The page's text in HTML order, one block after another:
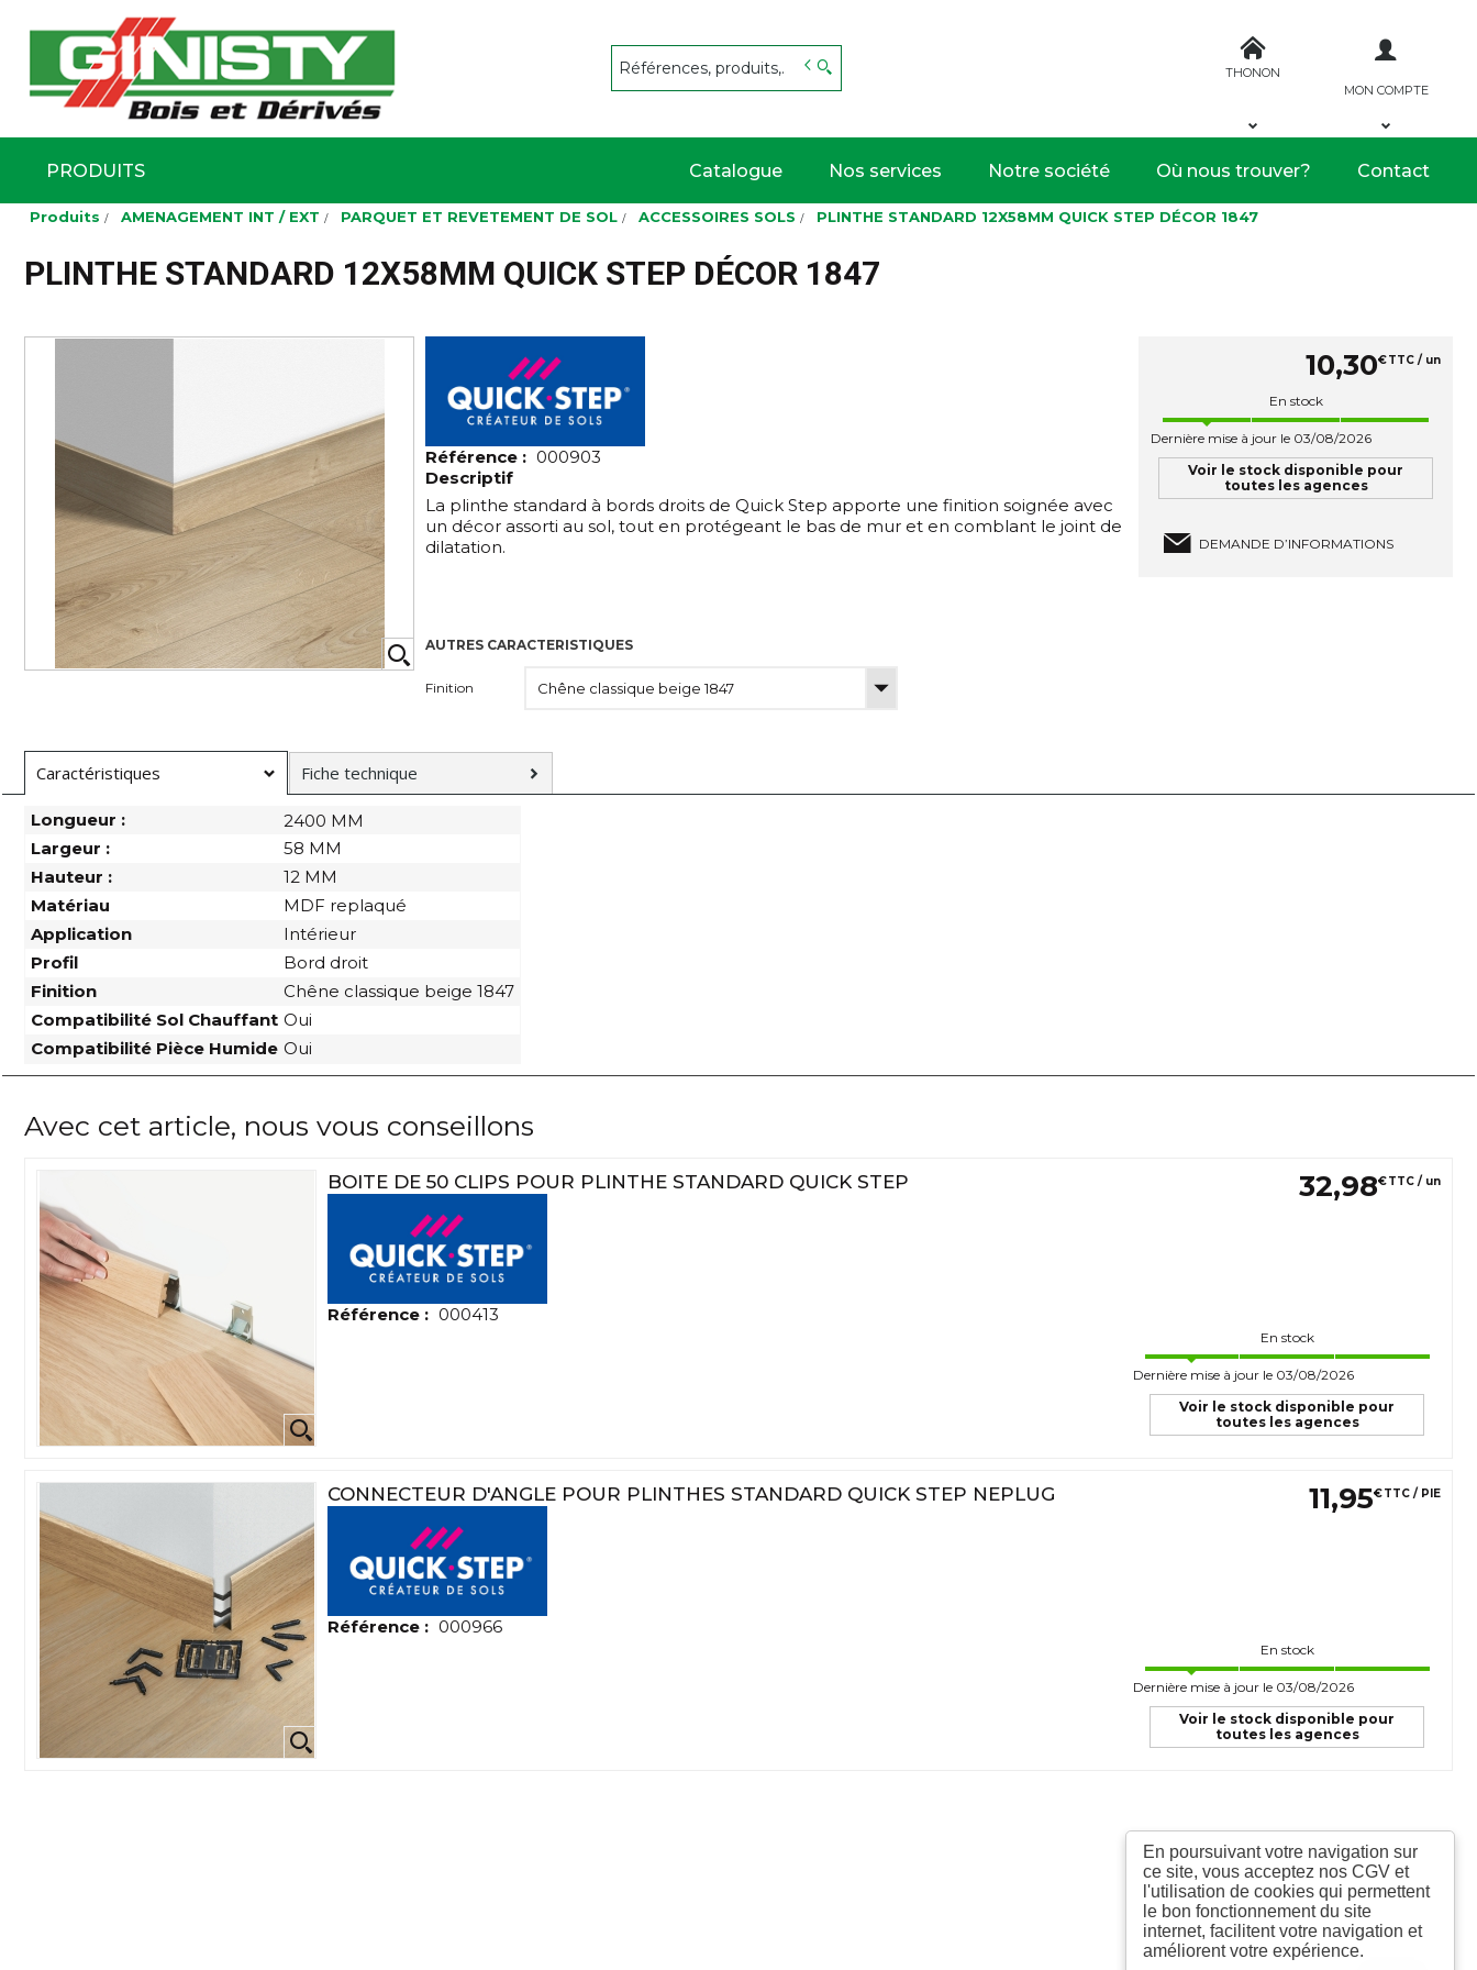
En poursuivant votre navigation sur
ce site, vous acceptez nos CGV et
l'utilisation de cookies qui permettent
le bon fonctionnement du site
internet, facilitent votre navigation et
améliorent votre expérience.
Aller
principal
THONON
MON COMPTE
PRODUITS Catalogue Nos services Notre société Où nous trouver? Contact
Produits AMENAGEMENT INT / EXT PARQUET ET REVETEMENT DE SOL ACCESSOIRES SOLS PLINTHE STANDARD 12X58MM QUICK STEP DÉCOR 1847
PLINTHE STANDARD 12X58MM QUICK STEP DÉCOR 1847
Référence : 000903
Descriptif
La plinthe standard à bords droits de Quick Step apporte une finition soignée avec
un décor assorti au sol, tout en protégeant le bas de mur et en comblant le joint de
dilatation.
AUTRES CARACTERISTIQUES
Finition
10,30€TTC / un
En stock
Dernière mise à jour le 03/08/2026
Voir le stock disponible pour
toutes les agences
DEMANDE D’INFORMATIONS
Caractéristiques Fiche technique
Longueur :
2400 MM
Largeur :
58 MM
Hauteur :
12 MM
Matériau
MDF replaqué
Application
Intérieur
Profil
Bord droit
Finition
Chêne classique beige 1847
Compatibilité Sol Chauffant Oui
Compatibilité Pièce Humide Oui
Avec cet article, nous vous conseillons
BOITE DE 50 CLIPS POUR PLINTHE STANDARD QUICK STEP
Référence : 000413
32,98€TTC / un
En stock
Dernière mise à jour le 03/08/2026
Voir le stock disponible pour
toutes les agences
CONNECTEUR D'ANGLE POUR PLINTHES STANDARD QUICK STEP NEPLUG
Référence : 000966
11,95€TTC / PIE
En stock
Dernière mise à jour le 03/08/2026
Voir le stock disponible pour
toutes les agences